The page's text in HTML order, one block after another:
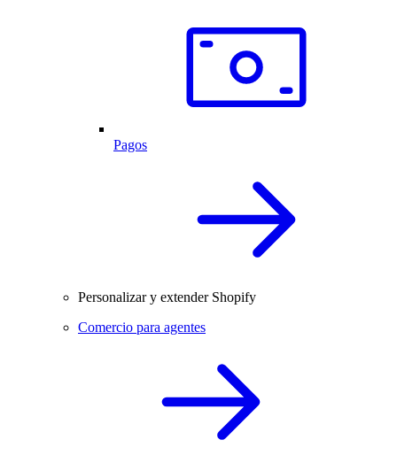
Pagos
Personalizar y extender Shopify
Comercio para agentes